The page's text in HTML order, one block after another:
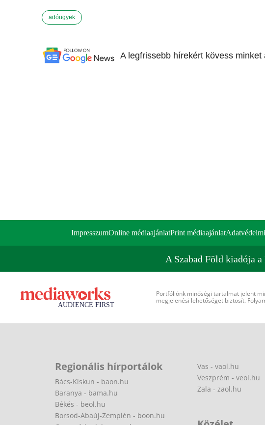
adóügyek
A legfrissebb hírekért kövess minket
ImpresszumOnline médiaajánlatPrint médiaajánlat
A Szabad Föld kiadója
Portfóliónk minőségi tartalmat jelent
megjelenési lehetőséget biztosít.
Regionális hírportálok
Bács-Kiskun - baon.hu
Baranya - bama.hu
Békés - beol.hu
Borsod-Abaúj-Zemplén - boon.hu
Vas - vaol.hu
Veszprém - veol.hu
Zala - zaol.hu